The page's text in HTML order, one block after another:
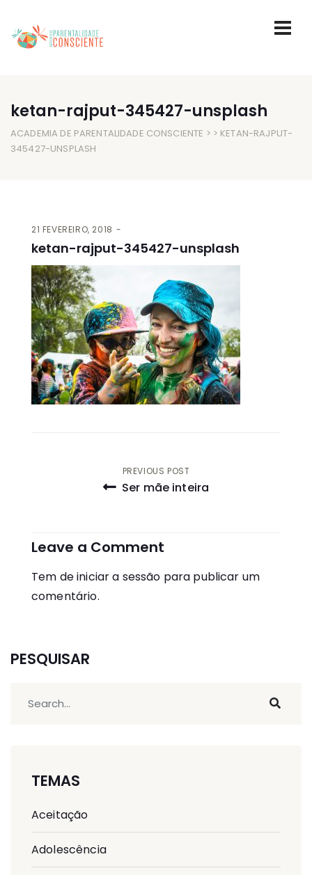
ketan-rajput-345427-unsplash
ACADEMIA DE PARENTALIDADE CONSCIENTE > > KETAN-RAJPUT-
345427-UNSPLASH
21 FEVEREIRO, 2018
ketan-rajput-345427-unsplash
Navegação
artigos
PREVIOUS POST
Ser mãe inteira
Leave a Comment
Tem deiniciar a sessão para publicar um
comentário.
PESQUISAR
TEMAS
Aceitação
Adolescência